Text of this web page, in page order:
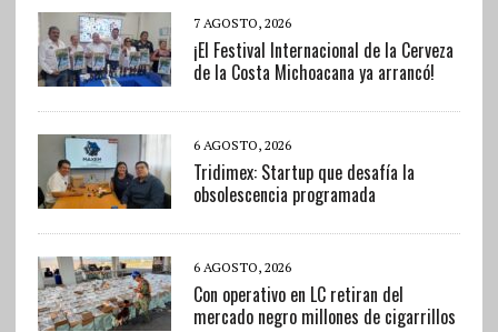
7 AGOSTO, 2026
¡El Festival Internacional de la Cerveza
de la Costa Michoacana ya arrancó!
6 AGOSTO, 2026
Tridimex: Startup que desafía la
obsolescencia programada
6 AGOSTO, 2026
Con operativo en LC retiran del
mercado negro millones de cigarrillos